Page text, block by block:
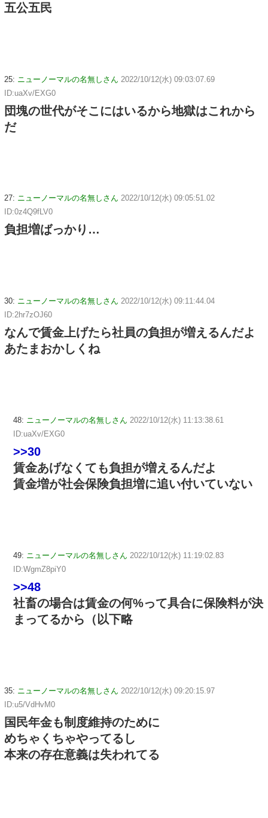
五公五民
25: ニューノーマルの名無しさん 2022/10/12(水) 09:03:07.69
ID:uaXv/EXG0
団塊の世代がそこにはいるから地獄はこれから
だ
27: ニューノーマルの名無しさん 2022/10/12(水) 09:05:51.02
ID:0z4Q9fLV0
負担増ばっかり…
30: ニューノーマルの名無しさん 2022/10/12(水) 09:11:44.04
ID:2hr7zOJ60
なんで賃金上げたら社員の負担が増えるんだよ
あたまおかしくね
48: ニューノーマルの名無しさん 2022/10/12(水) 11:13:38.61
ID:uaXv/EXG0
>>30
賃金あげなくても負担が増えるんだよ
賃金増が社会保険負担増に追い付いていない
49: ニューノーマルの名無しさん 2022/10/12(水) 11:19:02.83
ID:WgmZ8piY0
>>48
社畜の場合は賃金の何%って具合に保険料が決
まってるから（以下略
35: ニューノーマルの名無しさん 2022/10/12(水) 09:20:15.97
ID:u5/VdHvM0
国民年金も制度維持のために
めちゃくちゃやってるし
本来の存在意義は失われてる